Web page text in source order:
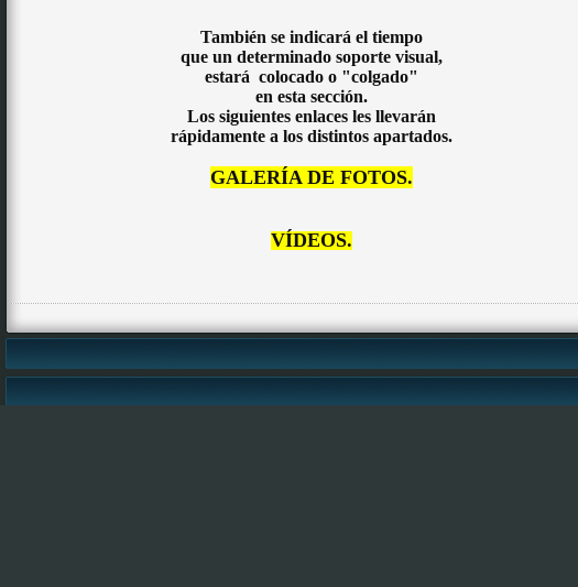
También se indicará el tiempo
que un determinado soporte visual,
estará colocado o "colgado"
en esta sección.
Los siguientes enlaces les llevarán
rápidamente a los distintos apartados.
GALERÍA DE FOTOS.
VÍDEOS.